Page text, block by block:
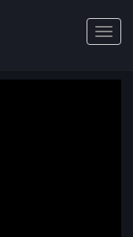
Toggle